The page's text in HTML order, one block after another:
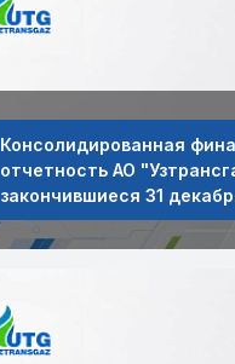
Консолидированная
отчетность АО
закончившиеся 31